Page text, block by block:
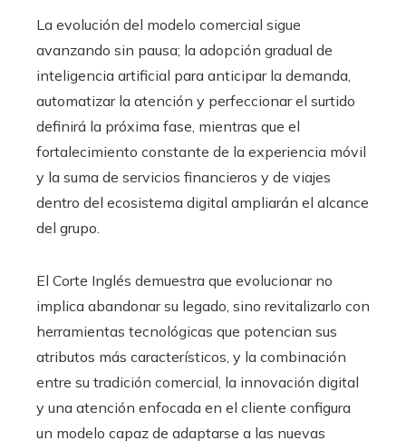
La evolución del modelo comercial sigue
avanzando sin pausa; la adopción gradual de
inteligencia artificial para anticipar la demanda,
automatizar la atención y perfeccionar el surtido
definirá la próxima fase, mientras que el
fortalecimiento constante de la experiencia móvil
y la suma de servicios financieros y de viajes
dentro del ecosistema digital ampliarán el alcance
del grupo.
El Corte Inglés demuestra que evolucionar no
implica abandonar su legado, sino revitalizarlo con
herramientas tecnológicas que potencian sus
atributos más característicos, y la combinación
entre su tradición comercial, la innovación digital
y una atención enfocada en el cliente configura
un modelo capaz de adaptarse a las nuevas